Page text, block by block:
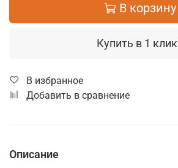
В корзину
Купить в 1 клик
В избранное
Добавить в сравнение
Описание